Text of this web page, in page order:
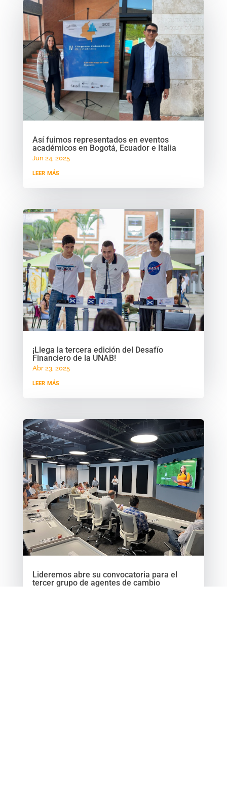
Así fuimos representados en eventos
académicos en Bogotá, Ecuador e Italia
Jun 24, 2025
leer más
¡Llega la tercera edición del Desafío
Financiero de la UNAB!
Abr 23, 2025
leer más
Lideremos abre su convocatoria para el
tercer grupo de agentes de cambio